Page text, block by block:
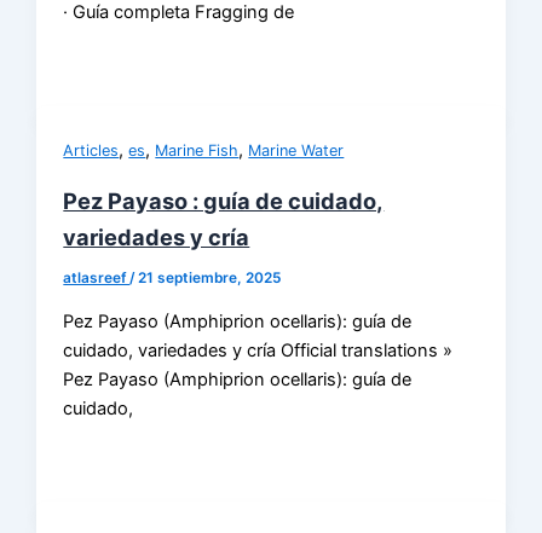
· Guía completa Fragging de
Articles,es, Marine Fish, Marine Water
Pez Payaso : guía de cuidado,
variedades y cría
atlasreef/21 septiembre, 2025
Pez Payaso (Amphiprion ocellaris): guía de
cuidado, variedades y cría Official translations »
Pez Payaso (Amphiprion ocellaris): guía de
cuidado,